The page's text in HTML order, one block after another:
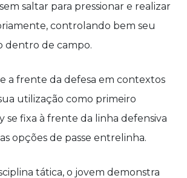
saltar para pressionar e realizar
controlando bem seu
dentro de campo.
a frente da defesa em contextos
utilização como primeiro
se fixa à frente da linha defensiva
opções de passe entrelinha.
tática, o jovem demonstra